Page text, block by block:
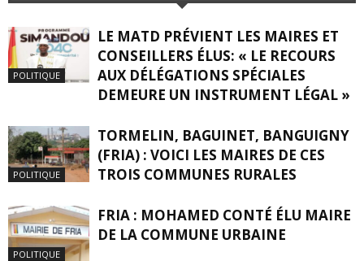
POLITIQUE
LE MATD PRÉVIENT LES MAIRES ET
CONSEILLERS ÉLUS: « LE RECOURS
AUX DÉLÉGATIONS SPÉCIALES
DEMEURE UN INSTRUMENT LÉGAL »
POLITIQUE
TORMELIN, BAGUINET, BANGUIGNY
(FRIA) : VOICI LES MAIRES DE CES
TROIS COMMUNES RURALES
POLITIQUE
FRIA : MOHAMED CONTÉ ÉLU MAIRE
DE LA COMMUNE URBAINE